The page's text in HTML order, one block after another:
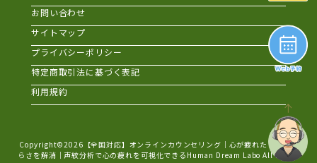
お問い合わせ
サイトマップ
プライバシーポリシー
特定商取引法に基づく表記
利用規約
Copyright©2026 【全国対応】オンラインカウンセリング｜心が疲れた・生きづ
らさを解消｜声紋分析で心の疲れを可視化できるHuman Dream Labo All Rights